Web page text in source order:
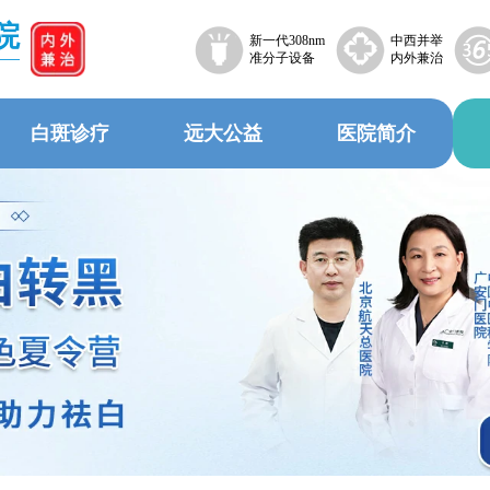
新一代308nm
准分子设备
中西并举
内外兼治
白斑诊疗 远大公益 医院简介